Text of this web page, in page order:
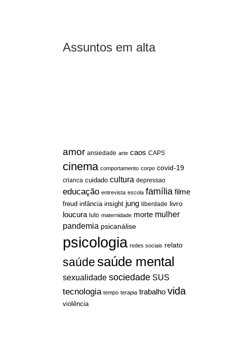
Assuntos em alta
amor ansiedade arte caos CAPS
cinema comportamento corpo covid-19
crianca cuidado cultura depressao
educação entrevista escola família filme
freud infância insight jung liberdade livro
loucura luto maternidade morte mulher
pandemia psicanálise
psicologia redes sociais relato
saúdesaúde mental
sexualidade sociedade SUS
tecnologia tempo terapia trabalho vida
violência